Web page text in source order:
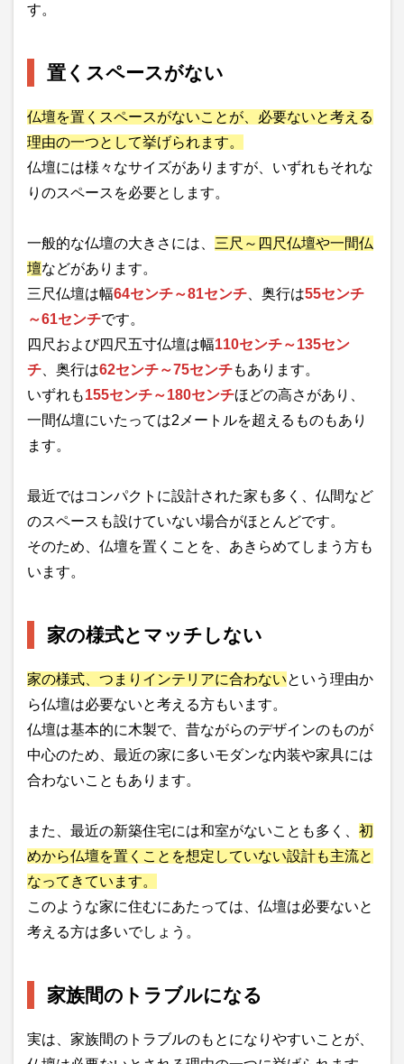
す。
置くスペースがない
仏壇を置くスペースがないことが、必要ないと考える
理由の一つとして挙げられます。
仏壇には様々なサイズがありますが、いずれもそれな
りのスペースを必要とします。
一般的な仏壇の大きさには、 三尺～四尺仏壇や一間仏
壇などがあります。
三尺仏壇は幅64センチ～81センチ 、奥行は55センチ
～61センチです。
四尺および四尺五寸仏壇は幅110センチ～135セン
チ 、奥行は62センチ～75センチもあります。
いずれも155センチ～180センチほどの高さがあり、
一間仏壇にいたっては2メートルを超えるものもあり
ます。
最近ではコンパクトに設計された家も多く、仏間など
のスペースも設けていない場合がほとんどです。
そのため、仏壇を置くことを、あきらめてしまう方も
います。
家の様式とマッチしない
家の様式、つまりインテリアに合わないという理由か
ら仏壇は必要ないと考える方もいます。
仏壇は基本的に木製で、昔ながらのデザインのものが
中心のため、最近の家に多いモダンな内装や家具には
合わないこともあります。
また、最近の新築住宅には和室がないことも多く、 初
めから仏壇を置くことを想定していない設計も主流と
なってきています。
このような家に住むにあたっては、仏壇は必要ないと
考える方は多いでしょう。
家族間のトラブルになる
実は、家族間のトラブルのもとになりやすいことが、